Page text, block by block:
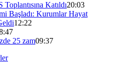
Katıldı20:03
Başladı: Kurumlar Hayat
12:22
25 zam09:37